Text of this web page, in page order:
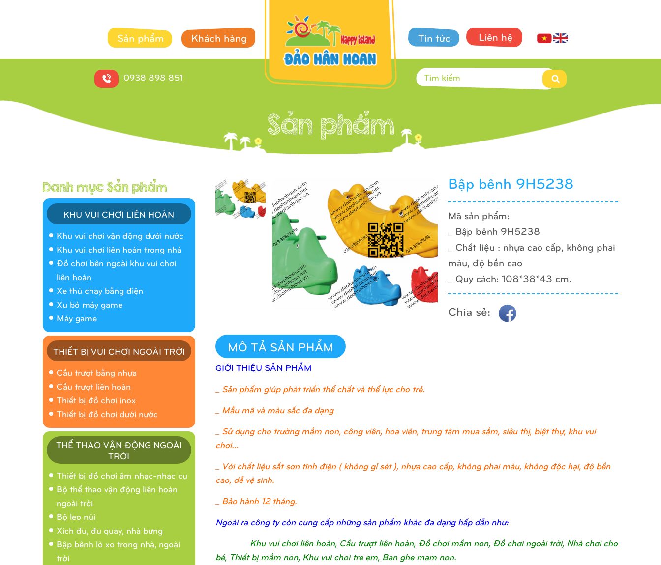
Sản phẩm Khách hàng Tin tức Liên hệ
0938 898 851
KHU VUI CHƠI LIÊN HOÀN
Khu vui chơi vận động dưới nước
Khu vui chơi liên hoàn trong nhà
Đồ chơi bên ngoài khu vui chơi
liên hoàn
Xe thú chạy bằng điện
Xu bỏ máy game
Máy game
THIẾT BỊ VUI CHƠI NGOÀI TRỜI
Cầu trượt bằng nhựa
Cầu trượt liên hoàn
Thiết bị đồ chơi inox
Thiết bị đồ chơi dưới nước
THỂ THAO VẬN ĐỘNG NGOÀI
TRỜI
Thiết bị đồ chơi âm nhạc-nhạc cụ
Bộ thể thao vận động liên hoàn
ngoài trời
Bộ leo núi
Xích đu, đu quay, nhà bưng
Bập bênh lò xo trong nhà, ngoài
trời
Bập bênh 9H5238
Mã sản phẩm:
_ Bập bênh 9H5238
_ Chất liệu : nhựa cao cấp, không phai
màu, độ bền cao
_ Quy cách: 108*38*43 cm.
Chia sẻ:
MÔ TẢ SẢN PHẨM
GIỚI THIỆU SẢN PHẨM
Sản phẩm giúp phát triển thể chất và thể lực cho trẻ.
_ Mẫu mã và màu sắc đa dạng
_ Sử dụng cho trường mầm non, công viên, hoa viên, trung tâm mua sắm, siêu thị, biệt thự, khu vui
chơi…
_ Với chất liệu sắt sơn tĩnh điện ( không gỉ sét ), nhựa cao cấp, không phai màu, không độc hại, độ bền
cao, dễ vệ sinh.
_ Bảo hành 12 tháng.
Ngoài ra công ty còn cung cấp những sản phẩm khác đa dạng hấp dẫn như:
Khu vui chơi liên hoàn, Cầu trượt liên hoàn, Đồ chơi mầm non, Đồ chơi ngoài trời, Nhà chơi cho
bé, Thiết bị mầm non, Khu vui choi tre em, Ban ghe mam non.